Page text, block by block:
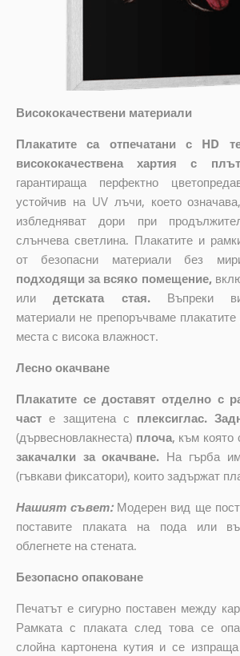
Висококачествени материали
Плакатите са отпечатани с HD
висококачествена хартия с
гарантираща перфектно
устойчив на UV лъчи, което
избледняват дори при
слънчева светлина. Плакатите и
от безопасни материали без
подходящи за всяко помещение,
или
детската стая.
Въпреки
материали не препоръчваме
места с висока влажност.
Лесно окачване
Плакатите се доставят отделно с
част е защитена с плексиглас.
(дървесновлакнеста) плоча, към която
закачалки за окачване. На гърба
(гъвкави фиксатори), които задържат
Нашият съвет: Модерен вид ще
поставите плаката на пода или
облегнете на стената.
Безопасно опаковане
Печатът е сигурно поставен между
Рамката с плаката след това се
слойна картонена кутия и се